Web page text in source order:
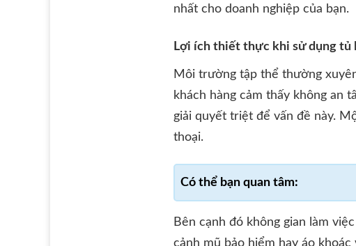
nhất cho doanh nghiệp của bạn.
Lợi ích thiết thực khi sử dụng tủ
Môi trường tập thể thường
khách hàng cảm thấy không an
giải quyết triệt để vấn đề này.
thoại.
Bên cạnh đó không gian làm
cảnh mũ bảo hiểm hay áo